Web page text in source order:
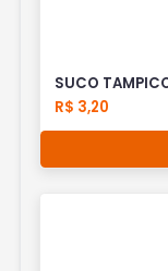
SUCO
R$ 3,20